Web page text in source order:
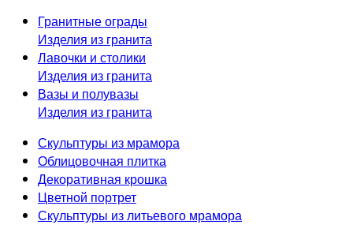
Гранитные ограды
Изделия из гранита
Лавочки и столики
Изделия из гранита
Вазы и полувазы
Изделия из гранита
Скульптуры из мрамора
Облицовочная плитка
Декоративная крошка
Цветной портрет
Скульптуры из литьевого мрамора